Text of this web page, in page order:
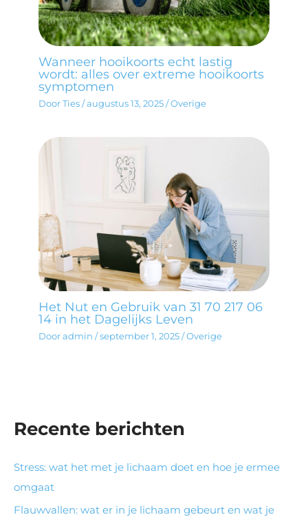
Wanneer hooikoorts echt lastig
wordt: alles over extreme hooikoorts
symptomen
DoorTies/augustus 13, 2025/Overige
Het Nut en Gebruik van 31 70 217 06
14 in het Dagelijks Leven
Dooradmin/september 1, 2025/Overige
Recente berichten
Stress: wat het met je lichaam doet en hoe je ermee
omgaat
Flauwvallen: wat er in je lichaam gebeurt en wat je